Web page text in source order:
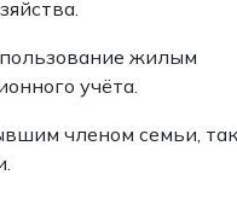
жилым
учёта.
членом семьи, так